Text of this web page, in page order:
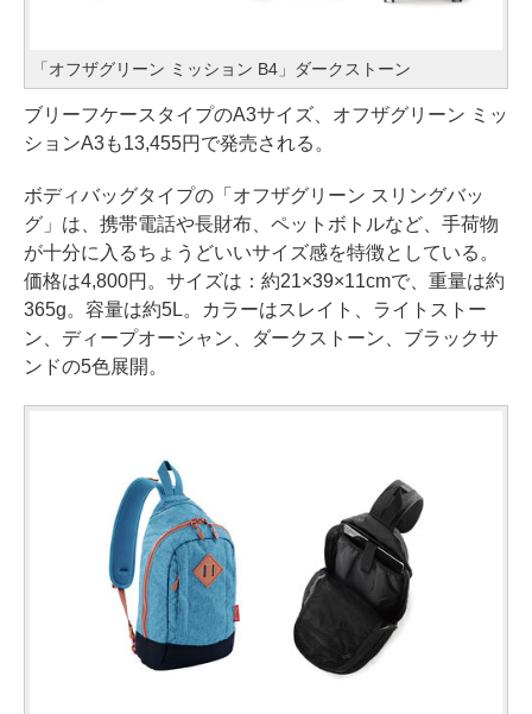
「オフザグリーン ミッション B4」ダークストーン
ブリーフケースタイプのA3サイズ、オフザグリーン ミッ
ションA3も13,455円で発売される。
ボディバッグタイプの「オフザグリーン スリングバッ
グ」は、携帯電話や長財布、ペットボトルなど、手荷物
が十分に入るちょうどいいサイズ感を特徴としている。
価格は4,800円。サイズは：約21×39×11cmで、重量は約
365g。容量は約5L。カラーはスレイト、ライトストー
ン、ディープオーシャン、ダークストーン、ブラックサ
ンドの5色展開。